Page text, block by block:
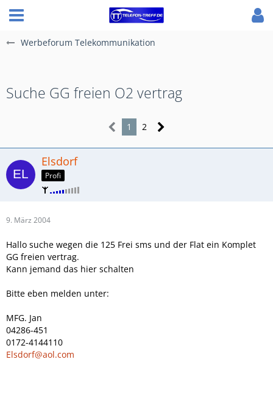
Werbeforum Telekommunikation
Suche GG freien O2 vertrag
1 2
Elsdorf
Profi
9. März 2004
Hallo suche wegen die 125 Frei sms und der Flat ein Komplet
GG freien vertrag.
Kann jemand das hier schalten
Bitte eben melden unter:
MFG. Jan
04286-451
0172-4144110
Elsdorf@aol.com